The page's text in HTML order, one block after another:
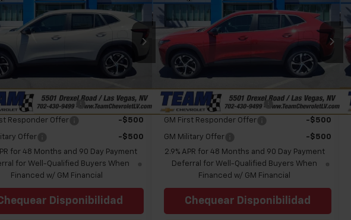
Valores:
262306
Ext. Int.
PRECIO DE VENTA
(MSRP) $25,785
$25,785
you may Qualify For:
GMF Bonus Cash -$500
Responder Offer -$500
Offer
-$500
for 48 Months and 90 Day Payment
for Well-Qualified Buyers When
Financed w/ GM Financial
Disponibilidad
VIN:KL77LGEP3TC198500 Valores:
S262299
Modelo:
Disponible Ext. Int.
PRECIO DE VENTA
Precio sugerido (MSRP) $25,785
Precio $25,785
Add. Offers you may Qualify For:
Chevrolet GMF Bonus Cash -$500
GM First Responder Offer -$500
GM Military Offer
-$500
2.9% APR for 48 Months and 90 Day Payment
Deferral for Well-Qualified Buyers When
Financed w/ GM Financial
Chequear Disponibilidad